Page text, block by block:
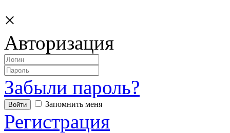
×
Авторизация
Забыли пароль?
Запомнить меня
Регистрация